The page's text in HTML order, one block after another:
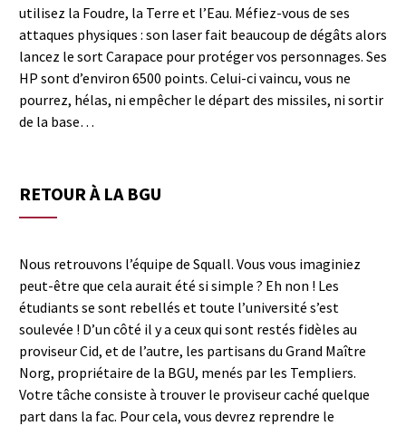
utilisez la Foudre, la Terre et l’Eau. Méfiez-vous de ses
attaques physiques : son laser fait beaucoup de dégâts alors
lancez le sort Carapace pour protéger vos personnages. Ses
HP sont d’environ 6500 points. Celui-ci vaincu, vous ne
pourrez, hélas, ni empêcher le départ des missiles, ni sortir
de la base…
RETOUR À LA BGU
Nous retrouvons l’équipe de Squall. Vous vous imaginiez
peut-être que cela aurait été si simple ? Eh non ! Les
étudiants se sont rebellés et toute l’université s’est
soulevée ! D’un côté il y a ceux qui sont restés fidèles au
proviseur Cid, et de l’autre, les partisans du Grand Maître
Norg, propriétaire de la BGU, menés par les Templiers.
Votre tâche consiste à trouver le proviseur caché quelque
part dans la fac. Pour cela, vous devrez reprendre le